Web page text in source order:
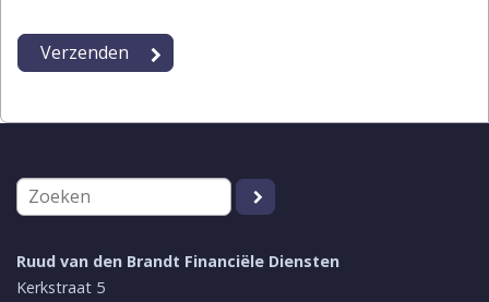
Ruud van den Brandt Financiële Diensten
Kerkstraat 5